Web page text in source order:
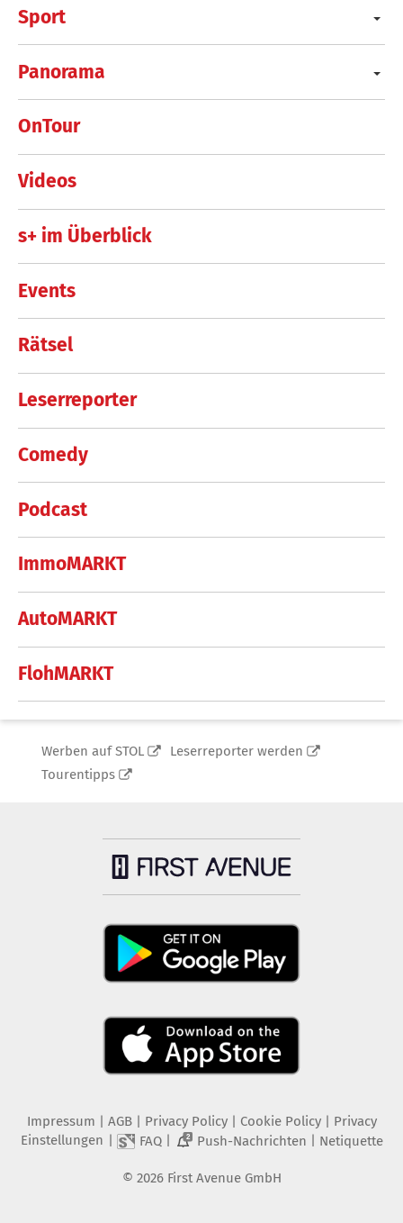
Sport
Panorama
OnTour
Videos
s+ im Überblick
Events
Rätsel
Leserreporter
Comedy
Podcast
ImmoMARKT
AutoMARKT
FlohMARKT
Werben auf STOL
Leserreporter werden
Tourentipps
Impressum AGB Privacy Policy| Cookie Policy| Privacy
Einstellungen
FAQ| 2 Push-Nachrichten Netiquette
© 2026 First Avenue GmbH